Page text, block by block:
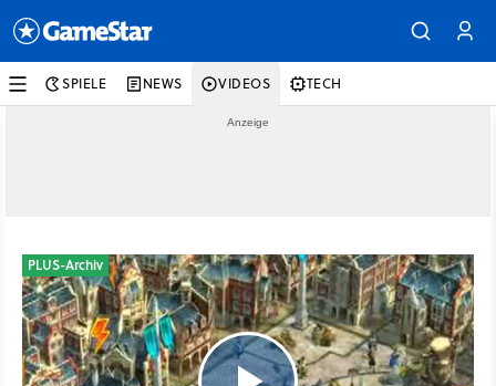
SPIELE NEWS VIDEOS TECH
PLUS-Archiv